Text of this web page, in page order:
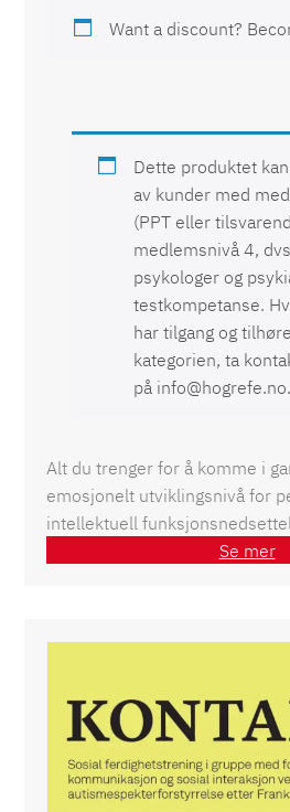
Want a discount?
Dette produktet
av kunder med
(PPT eller
medlemsnivå 4,
psykologer og
testkompetanse.
har tilgang og
kategorien, ta
på info@hogrefe.no.
Alt du trenger for å komme i
emosjonelt utviklingsnivå for
intellektuell
Se mer